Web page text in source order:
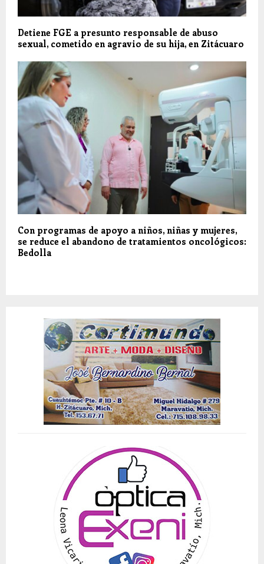
Detiene FGE a presunto responsable de abuso
sexual, cometido en agravio de su hija, en Zitácuaro
Con programas de apoyo a niños, niñas y mujeres,
se reduce el abandono de tratamientos oncológicos:
Bedolla